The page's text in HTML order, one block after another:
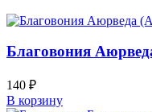
Благовония
140 ₽
В корзину